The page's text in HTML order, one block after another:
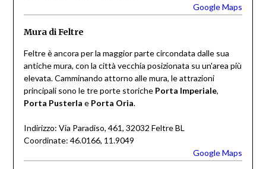
Google Maps
Mura di Feltre
Feltre è ancora per la maggior parte circondata dalle sua
antiche mura, con la città vecchia posizionata su un'area più
elevata. Camminando attorno alle mura, le attrazioni
principali sono le tre porte storiche Porta Imperiale,
Porta Pusterla e Porta Oria.
Indirizzo: Via Paradiso, 461, 32032 Feltre BL
Coordinate: 46.0166, 11.9049
Google Maps